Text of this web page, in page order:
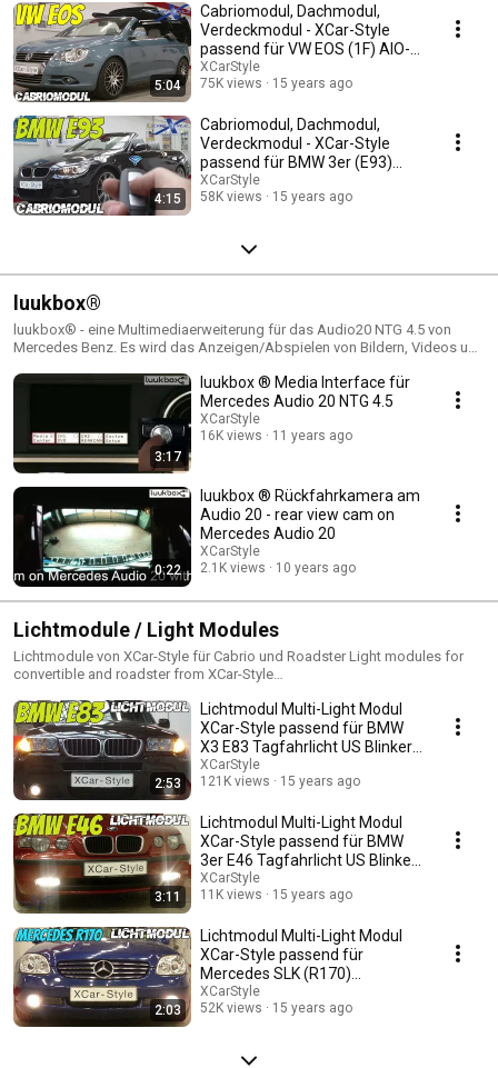
5:04
Cabriomodul, Dachmodul,
Verdeckmodul - XCar-Style
passend für VW EOS (1F) AIO-
Modul
XCarStyle
75K views
15 years ago
4:15
Cabriomodul, Dachmodul,
Verdeckmodul - XCar-Style
passend für BMW 3er (E93)
Cabrio AIO-Modul M3
XCarStyle
58K views
15 years ago
luukbox®
luukbox® - eine Multimediaerweiterung für das Audio20 NTG 4.5 von
Mercedes Benz. Es wird das Anzeigen/Abspielen von Bildern, Videos und
- a multimedia extension for the Audio20 NTG 4.5 from Mercedes Benz. It
enables the display / playback of pictures, videos and music, as well as
the connection of a rear-view camera. https://www.luukbox.de/luukbox/
https://www.dachmodule.de/luukbox/
3:17
luukbox ® Media Interface für
Mercedes Audio 20 NTG 4.5
XCarStyle
16K views
11 years ago
0:22
luukbox ® Rückfahrkamera am
Audio 20 - rear view cam on
Mercedes Audio 20
XCarStyle
2.1K views
10 years ago
Lichtmodule / Light Modules
Lichtmodule von XCar-Style für Cabrio und Roadster Light modules for
convertible and roadster from XCar-Style
2:53
Lichtmodul Multi-Light Modul
XCar-Style passend für BMW
X3 E83 Tagfahrlicht US Blinker
Chirp
XCarStyle
121K views
15 years ago
3:11
Lichtmodul Multi-Light Modul
XCar-Style passend für BMW
3er E46 Tagfahrlicht US Blinker
Chirp
XCarStyle
11K views
15 years ago
2:03
Lichtmodul Multi-Light Modul
XCar-Style passend für
Mercedes SLK (R170)
Tagfahrlicht Chirp
XCarStyle
52K views
15 years ago